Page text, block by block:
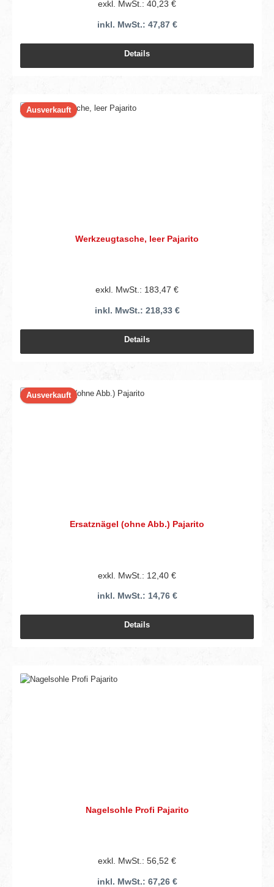
exkl. MwSt.: 40,23 €
inkl. MwSt.: 47,87 €
Details
Ausverkauft
Werkzeugtasche, leer Pajarito
exkl. MwSt.: 183,47 €
inkl. MwSt.: 218,33 €
Details
Ausverkauft
Ersatznägel (ohne Abb.) Pajarito
exkl. MwSt.: 12,40 €
inkl. MwSt.: 14,76 €
Details
Nagelsohle Profi Pajarito
exkl. MwSt.: 56,52 €
inkl. MwSt.: 67,26 €